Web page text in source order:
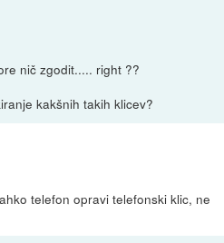
nič zgodit..... right ??
kakšnih takih klicev?
telefon opravi telefonski klic, ne